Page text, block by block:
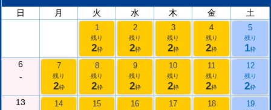
日
月 火 水 木 金 土
1
残り
2枠
2
残り
2枠
3
残り
2枠
4
残り
2枠
5
残り
1枠
6
-
7
残り
2枠
8
残り
2枠
9
残り
2枠
10
残り
2枠
11
残り
2枠
12
残り
2枠
13
14 15 16 17 18 19